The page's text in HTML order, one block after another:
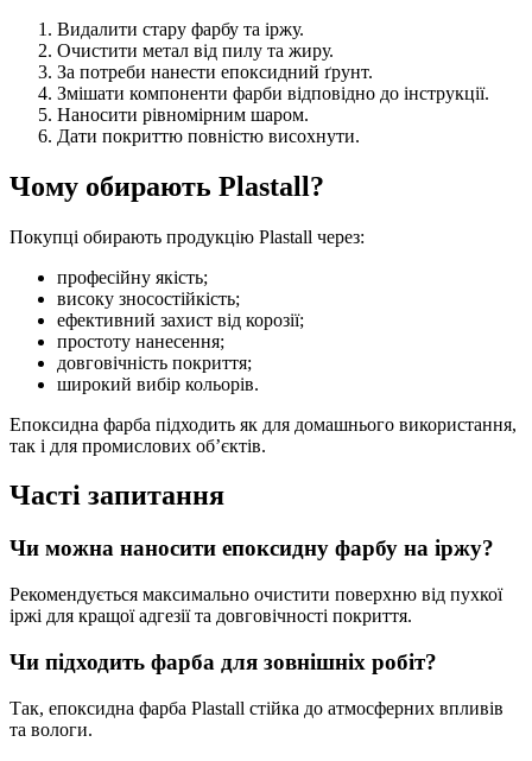
Видалити стару фарбу та іржу.
Очистити метал від пилу та жиру.
За потреби нанести епоксидний ґрунт.
Змішати компоненти фарби відповідно до інструкції.
Наносити рівномірним шаром.
Дати покриттю повністю висохнути.
Чому обирають Plastall?
Покупці обирають продукцію Plastall через:
професійну якість;
високу зносостійкість;
ефективний захист від корозії;
простоту нанесення;
довговічність покриття;
широкий вибір кольорів.
Епоксидна фарба підходить як для домашнього використання,
так і для промислових об’єктів.
Часті запитання
Чи можна наносити епоксидну фарбу на іржу?
Рекомендується максимально очистити поверхню від пухкої
іржі для кращої адгезії та довговічності покриття.
Чи підходить фарба для зовнішніх робіт?
Так, епоксидна фарба Plastall стійка до атмосферних впливів
та вологи.